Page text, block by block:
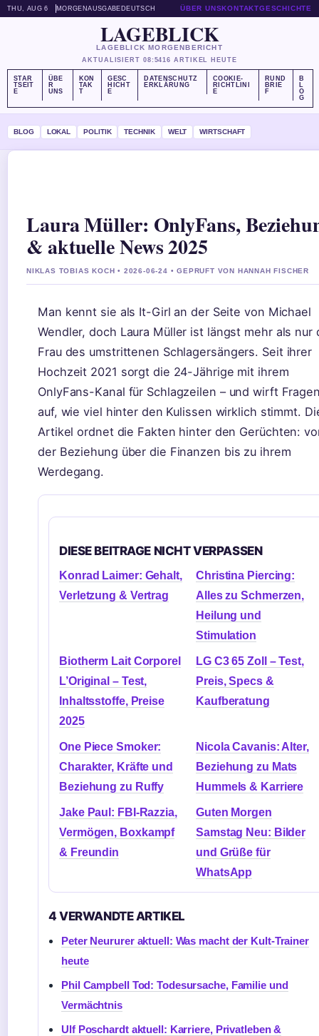
THU, AUG 6 MORGENAUSGABE DEUTSCH ÜBER UNSKONTAKTGESCHICHTE
LAGEBLICK
LAGEBLICK MORGENBERICHT
AKTUALISIERT 08:5416 ARTIKEL HEUTE
STAR
TSEIT
E
ÜBE
R
UNS
KON
TAK
T
GESC
HICHT
E
DATENSCHUTZ
ERKLÄRUNG
COOKIE-
RICHTLINI
E
RUND
BRIE
F
B
L
O
G
BLOG LOKAL POLITIK TECHNIK WELT WIRTSCHAFT
Laura Müller: OnlyFans,
& aktuelle News 2025
NIKLAS TOBIAS KOCH • 2026-06-24 • GEPRUFT VON HANNAH FISCHER
Man kennt sie als It-Girl an der Seite von Michael
Wendler, doch Laura Müller ist längst mehr als nur
Frau des umstrittenen Schlagersängers. Seit ihrer
Hochzeit 2021 sorgt die 24-Jährige mit ihrem
OnlyFans-Kanal für Schlagzeilen – und wirft
auf, wie viel hinter den Kulissen wirklich stimmt.
Artikel ordnet die Fakten hinter den Gerüchten:
der Beziehung über die Finanzen bis zu ihrem
Werdegang.
DIESE BEITRAGE NICHT VERPASSEN
Konrad Laimer: Gehalt,
Verletzung & Vertrag
Christina Piercing:
Alles zu Schmerzen,
Heilung und
Stimulation
Biotherm Lait Corporel
L’Original – Test,
Inhaltsstoffe, Preise
2025
LG C3 65 Zoll – Test,
Preis, Specs &
Kaufberatung
One Piece Smoker:
Charakter, Kräfte und
Beziehung zu Ruffy
Nicola Cavanis: Alter,
Beziehung zu Mats
Hummels & Karriere
Jake Paul: FBI-Razzia,
Vermögen, Boxkampf
& Freundin
Guten Morgen
Samstag Neu: Bilder
und Grüße für
WhatsApp
4 VERWANDTE ARTIKEL
Peter Neururer aktuell: Was macht der Kult-Trainer
heute
Phil Campbell Tod: Todesursache, Familie und
Vermächtnis
Ulf Poschardt aktuell: Karriere, Privatleben &